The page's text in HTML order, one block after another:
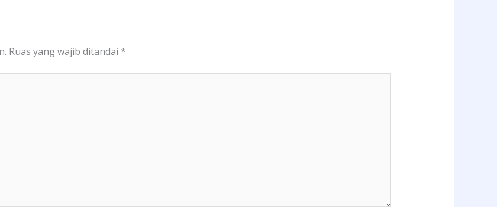
Ruas yang wajib ditandai *